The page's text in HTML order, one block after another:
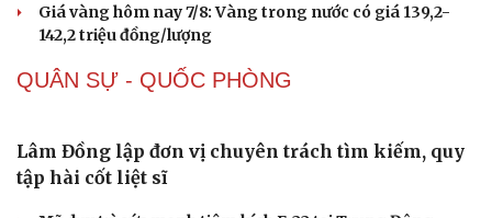
68.000 vụ trong 6 tháng
giảm?
đồng/kg
Quảng Ninh chấm dứt hoạt động các cơ sở giết mổ nhỏ lẻ